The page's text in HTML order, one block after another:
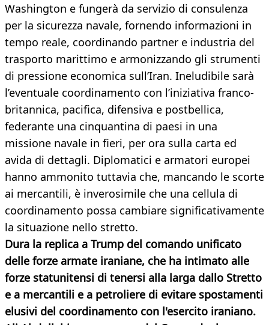
Washington e fungerà da servizio di consulenza
per la sicurezza navale, fornendo informazioni in
tempo reale, coordinando partner e industria del
trasporto marittimo e armonizzando gli strumenti
di pressione economica sull’Iran. Ineludibile sarà
l’eventuale coordinamento con l’iniziativa franco-
britannica, pacifica, difensiva e postbellica,
federante una cinquantina di paesi in una
missione navale in fieri, per ora sulla carta ed
avida di dettagli. Diplomatici e armatori europei
hanno ammonito tuttavia che, mancando le scorte
ai mercantili, è inverosimile che una cellula di
coordinamento possa cambiare significativamente
la situazione nello stretto.
Dura la replica a Trump del comando unificato
delle forze armate iraniane, che ha intimato alle
forze statunitensi di tenersi alla larga dallo Stretto
e a mercantili e a petroliere di evitare spostamenti
elusivi del coordinamento con l'esercito iraniano.